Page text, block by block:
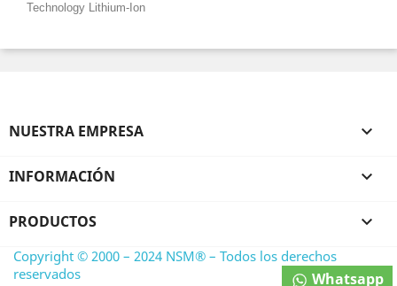
Technology Lithium-Ion
NUESTRA EMPRESA 
INFORMACIÓN 
PRODUCTOS 
Whatsapp
Copyright © 2000 – 2024 NSM® – Todos los derechos
reservados